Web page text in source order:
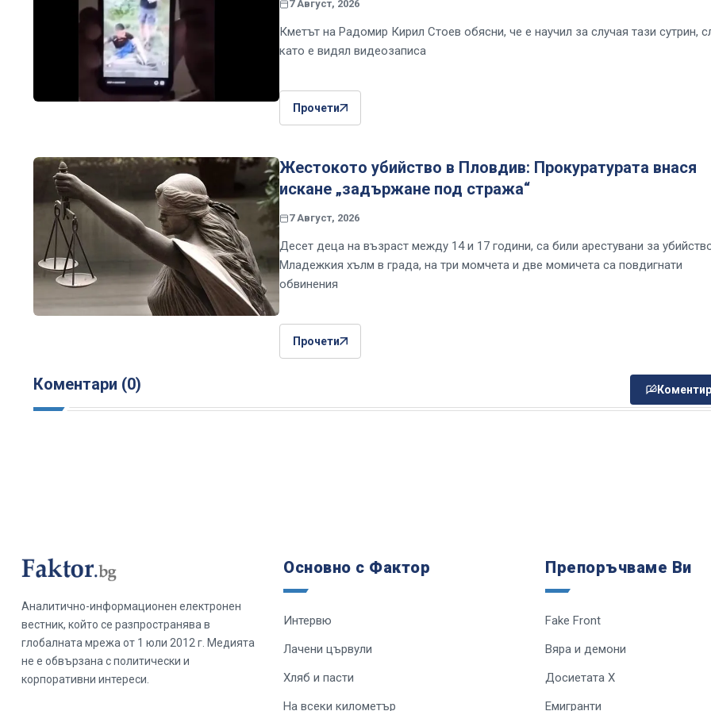
7 Август, 2026
Кметът на Радомир Кирил Стоев обясни, че е научил за случая тази сутрин,
като е видял видеозаписа
Прочети
Жестокото убийство в Пловдив: Прокуратурата внася
искане „задържане под стража“
7 Август, 2026
Десет деца на възраст между 14 и 17 години, са били арестувани за
Младежкия хълм в града, на три момчета и две момичета са повдигнати
обвинения
Прочети
Коментари (0)
Аналитично-информационен електронен
вестник, който се разпространява в
глобалната мрежа от 1 юли 2012 г. Медията
не е обвързана с политически и
корпоративни интереси.
Основно с Фактор
Интервю
Лачени цървули
Хляб и пасти
На всеки километър
Препоръчваме Ви
Fake Front
Вяра и демони
Досиетата Х
Емигранти